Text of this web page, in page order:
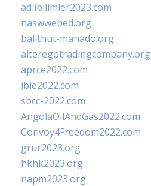
adlibilimler2023.com
naswwebed.org
balithut-manado.org
alteregotradingcompany.org
aprce2022.com
ibie2022.com
sbcc-2022.com
AngolaOilAndGas2022.com
Convoy4Freedom2022.com
grur2023.org
hkhk2023.org
napm2023.org